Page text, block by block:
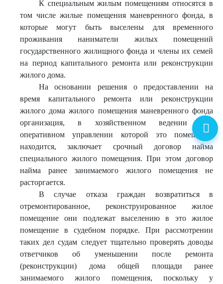
К специальным жилым помещениям относятся в
том числе жилые помещения маневренного фонда, в
которые могут быть выселены для временного
проживания наниматели жилых помещений
государственного жилищного фонда и члены их семей
на период капитального ремонта или реконструкции
жилого дома.
На основании решения о предоставлении на
время капитального ремонта или реконструкции
жилого дома жилого помещения маневренного фонда
организация, в хозяйственном ведении или
оперативном управлении которой это помещение
находится, заключает срочный договор найма
специального жилого помещения. При этом договор
найма ранее занимаемого жилого помещения не
расторгается.
В случае отказа граждан возвратиться в
отремонтированное, реконструированное жилое
помещение они подлежат выселению в это жилое
помещение в судебном порядке. При рассмотрении
таких дел судам следует тщательно проверять доводы
ответчиков об уменьшении после ремонта
(реконструкции) дома общей площади ранее
занимаемого жилого помещения, поскольку у